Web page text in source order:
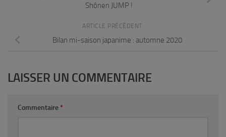
Shônen JUMP !
ARTICLE PRÉCÉDENT
Bilan mi-saison japanime : automne 2020
LAISSER UN COMMENTAIRE
Commentaire *